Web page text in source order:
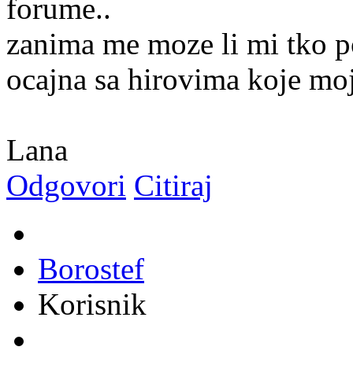
forume..
zanima me moze li mi tko
ocajna sa hirovima koje
Lana
Odgovori Citiraj
Borostef
Korisnik